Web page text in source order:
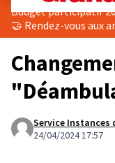
Budget participatif
🤝 Rendez-vous aux
Service Instances
24/04/2024 17:57